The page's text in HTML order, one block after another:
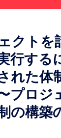
クトを計
行するに
れた体制
プロジェ
の構築の